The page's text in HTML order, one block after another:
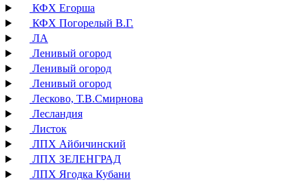
КФХ Егорша
КФХ Погорелый В.Г.
ЛА
Ленивый огород
Ленивый огород
Ленивый огород
Лесково, Т.В.Смирнова
Лесландия
Листок
ЛПХ Айбичинский
ЛПХ ЗЕЛЕНГРАД
ЛПХ Ягодка Кубани